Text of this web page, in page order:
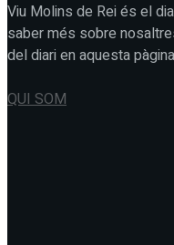
Viu Molins de Rei és el
saber més sobre
del diari en aquesta
QUI SOM